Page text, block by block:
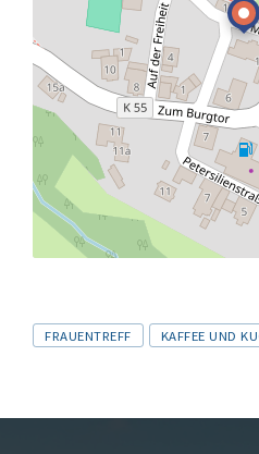
Tags
FRAUENTREFF KAFFEE UND